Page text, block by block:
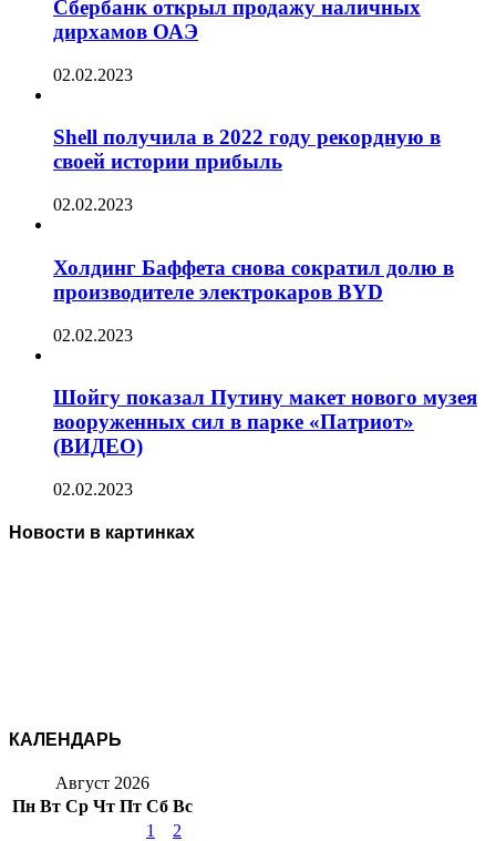
Сбербанк открыл продажу наличных
дирхамов ОАЭ
02.02.2023
Shell получила в 2022 году рекордную в
своей истории прибыль
02.02.2023
Холдинг Баффета снова сократил долю в
производителе электрокаров BYD
02.02.2023
Шойгу показал Путину макет нового музея
вооруженных сил в парке «Патриот»
(ВИДЕО)
02.02.2023
Новости в картинках
КАЛЕНДАРЬ
Август 2026
Пн Вт Ср Чт Пт Сб Вс
1
2